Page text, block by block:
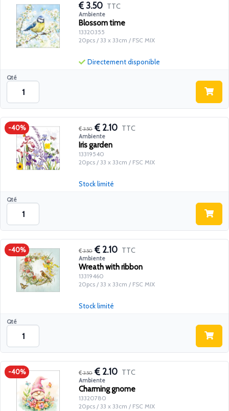
3.50 TTC
Ambiente
Blossom time
13320355
20pcs / 33 x 33cm / FSC MIX
Qté
Directement disponible
-40% 3.50 2.10 TTC
Ambiente
Iris garden
13319540
20pcs / 33 x 33cm / FSC MIX
Qté
Stock limité
-40% 3.50 2.10 TTC
Ambiente
Wreath with ribbon
13319460
20pcs / 33 x 33cm / FSC MIX
Qté
Stock limité
-40% 3.50 2.10 TTC
Ambiente
Charming gnome
13320780
20pcs / 33 x 33cm / FSC MIX